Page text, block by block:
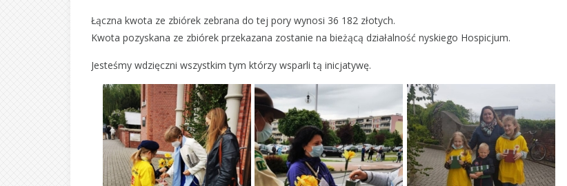
Łączna kwota ze zbiórek zebrana do tej pory wynosi 36 182 złotych.
Kwota pozyskana ze zbiórek przekazana zostanie na bieżącą działalność nyskiego Hospicjum.
Jesteśmy wdzięczni wszystkim tym którzy wsparli tą inicjatywę.